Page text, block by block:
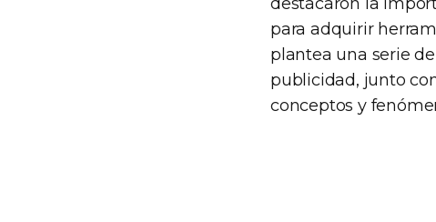
para adquirir
plantea una serie
publicidad, junto
conceptos y